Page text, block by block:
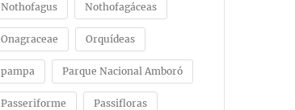
Nothofagus Nothofagáceas
Onagraceae Orquídeas
pampa Parque Nacional Amboró
Passeriforme Passifloras